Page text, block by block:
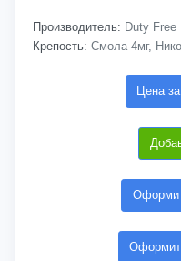
Производитель: Duty Free
Крепость: Смола-4мг,
Цена